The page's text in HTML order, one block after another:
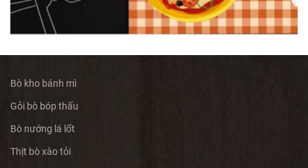
Bò kho bánh mì
Gỏi bò bóp thấu
Bò nướng lá lốt
Thịt bò xào tỏi